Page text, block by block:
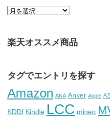
楽天オススメ商品
タグでエントリを探す
Amazon ANA Anker Apple
KDDI Kindle LCC mineo